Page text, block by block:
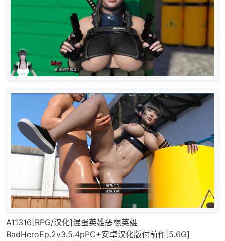
A11316[RPG/汉化]混蛋英雄恶棍英雄
BadHeroEp.2v3.5.4pPC+安卓汉化版付前作[5.6G]